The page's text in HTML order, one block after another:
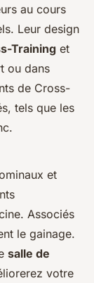
au cours
Leur design
Training et
ou dans
de Cross-
tels que les
et
Associés
le gainage.
salle de
votre